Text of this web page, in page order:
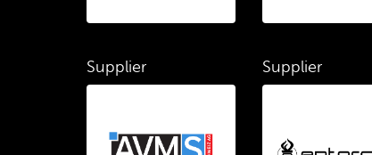
Supplier Supplier